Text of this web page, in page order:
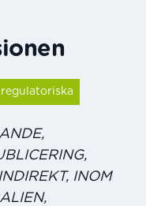
regulatoriska
INOM